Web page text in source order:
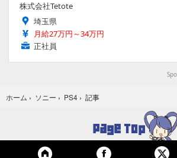
株式会社Tetote
埼玉県
月給27万円～34万円
正社員
ホーム › ソニー › PS4 › 記事